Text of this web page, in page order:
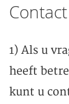
Contact
1) Als u
heeft
kunt u